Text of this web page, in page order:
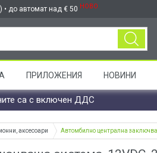
до автомат над € 50 НОВО
ПРИЛОЖЕНИЯ НОВИНИ
са с включен ДДС
аксесоари Автомбилно централна